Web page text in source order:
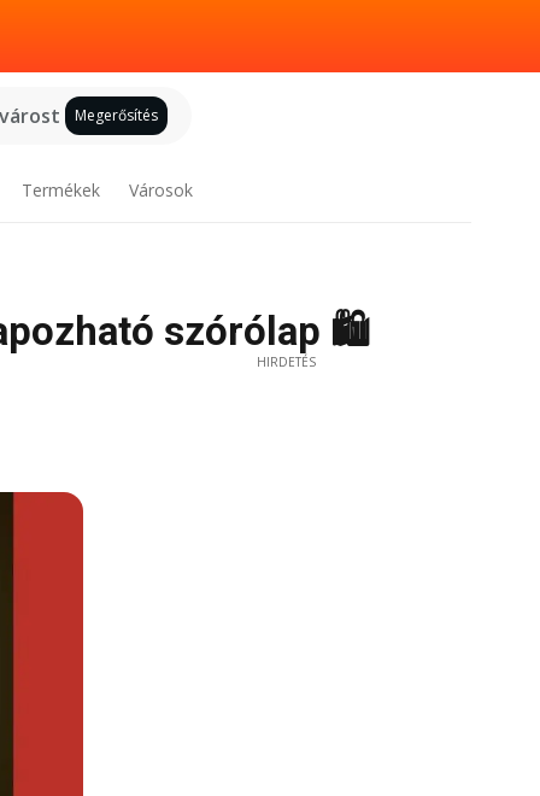
Megerősítés
Termékek Városok
szórólap 🛍️
HIRDETÉS